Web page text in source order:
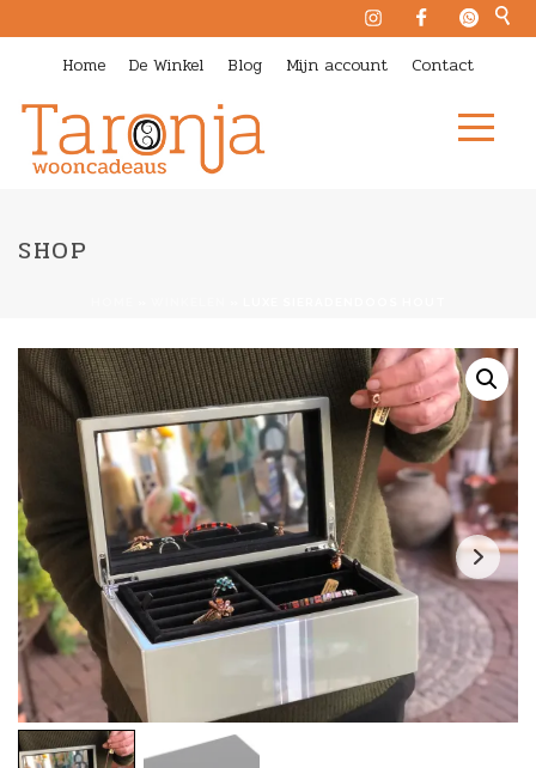
Home De Winkel Blog Mijn account Contact
SHOP